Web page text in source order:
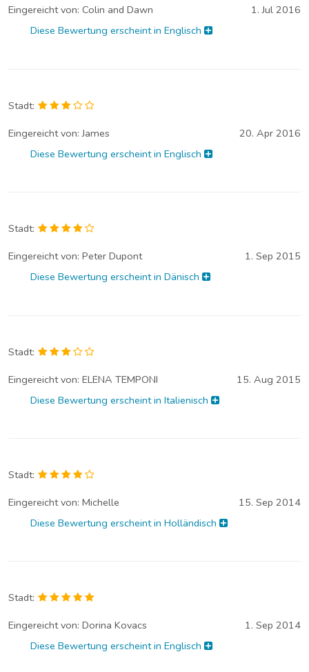
Eingereicht von: Colin and Dawn
1. Jul 2016
Diese Bewertung erscheint in Englisch
Stadt:
Eingereicht von:James
20. Apr 2016
Diese Bewertung erscheint in Englisch
Stadt:
Eingereicht von: Peter Dupont
1. Sep 2015
Diese Bewertung erscheint in Dänisch
Stadt:
Eingereicht von: ELENA TEMPONI
15. Aug 2015
Diese Bewertung erscheint in Italienisch
Stadt:
Eingereicht von: Michelle
15. Sep 2014
Diese Bewertung erscheint in Holländisch
Stadt:
Eingereicht von: Dorina Kovacs
1. Sep 2014
Diese Bewertung erscheint in Englisch